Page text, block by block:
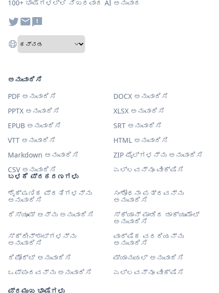
100+ ಭಾಷೆಗಳಲ್ಲಿ ನಿಖರವಾದ AI ಅನುವಾದ
ಬಳಕೆ ಪ್ರಕರಣಗಳು
ಶೈಕ್ಷಣಿಕ ಪ್ರತಿಗಳನ್ನು
ಅನುವಾದಿಸಿ
ಸಂಶೋಧನಾ ಪತ್ರವನ್ನು
ಅನುವಾದಿಸಿ
ರಿಸ್ಯೂಮ್ ಅನ್ನು ಅನುವಾದಿಸಿ
ಸ್ಕ್ಯಾನ್ ಮಾಡಿದ ಡಾಕ್ಯುಮೆಂಟ್
ಅನುವಾದಿಸಿ
ಸ್ಕ್ರೀನ್‌ಶಾಟ್‌ಗಳನ್ನು
ಅನುವಾದಿಸಿ
ವಾರ್ಷಿಕ ವರದಿಯನ್ನು
ಅನುವಾದಿಸಿ
ರಿಪೋರ್ಟ್ ಅನುವಾದಿಸಿ
ಮ್ಯಾನುಯಲ್ ಅನುವಾದಿಸಿ
ಒಪ್ಪಂದವನ್ನು ಅನುವಾದಿಸಿ
ಎಲ್ಲವನ್ನೂ ವೀಕ್ಷಿಸಿ
ಪ್ರಮುಖ ಭಾಷೆಗಳು
ಅನುವಾದಿಸಿ
PDF ಅನುವಾದಿಸಿ
DOCX ಅನುವಾದಿಸಿ
PPTX ಅನುವಾದಿಸಿ
XLSX ಅನುವಾದಿಸಿ
EPUB ಅನುವಾದಿಸಿ
SRT ಅನುವಾದಿಸಿ
VTT ಅನುವಾದಿಸಿ
HTML ಅನುವಾದಿಸಿ
Markdown ಅನುವಾದಿಸಿ
ZIP ಫೈಲ್‌ಗಳನ್ನು ಅನುವಾದಿಸಿ
CSV ಅನುವಾದಿಸಿ
ಎಲ್ಲವನ್ನೂ ವೀಕ್ಷಿಸಿ